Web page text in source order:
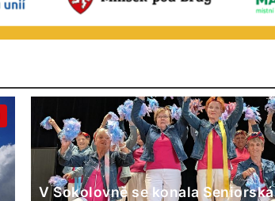
V Sokolovně se konala Seniorská